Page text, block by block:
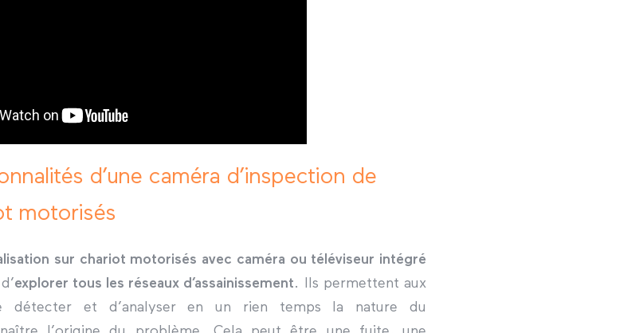
d’une caméra d’inspection de
motorisés
sur chariot motorisés avec caméra ou téléviseur intégré
explorer tous les réseaux d’assainissement. Ils permettent aux
détecter et d’analyser en un rien temps la nature du